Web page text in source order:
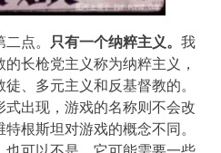
点。 只有一个纳粹主义。 我
长枪党主义称为纳粹主义，
、多元主义和反基督教的。
出现，游戏的名称则不会改
根斯坦对游戏的概念不同。